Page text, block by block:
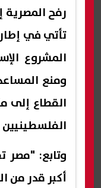
رفح
تأتي في
المشروع
ومنع
القطاع إلى
وتابع: "مصر
أكبر قدر من